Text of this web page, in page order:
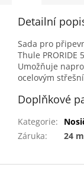
Detailní
Sada pro
Thule
Umožňuje
ocelovým
Doplňkové
Kategorie:
Záruka: 24
Z